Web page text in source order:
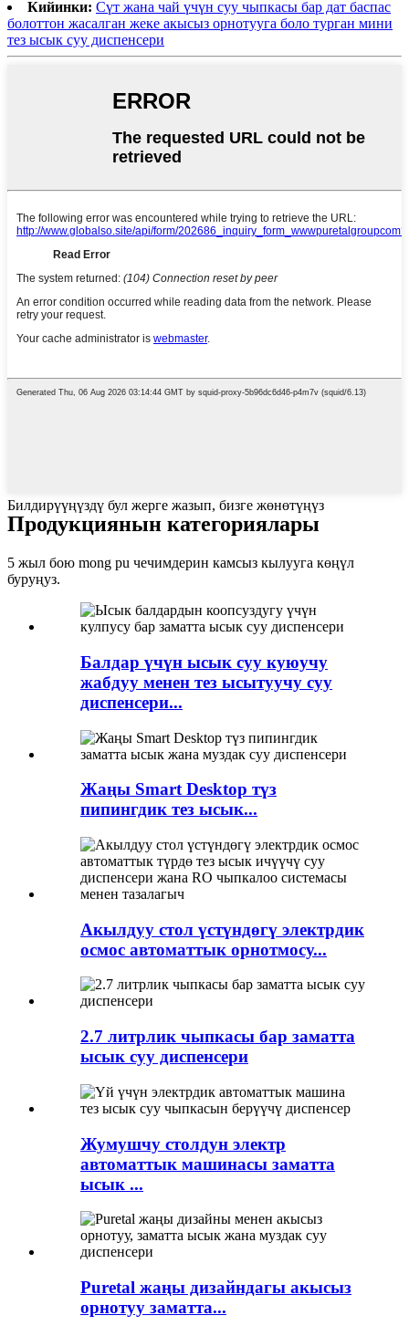
Кийинки: Сүт жана чай үчүн суу чыпкасы бар дат баспас
болоттон жасалган жеке акысыз орнотууга боло турган мини
тез ысык суу диспенсери
Билдирүүңүздү бул жерге жазып, бизге жөнөтүңүз
Продукциянын категориялары
5 жыл бою mong pu чечимдерин камсыз кылууга көңүл
буруңуз.
Балдар үчүн ысык суу куюучу
жабдуу менен тез ысытуучу суу
диспенсери...
Жаңы Smart Desktop түз
пипингдик тез ысык...
Акылдуу стол үстүндөгү электрдик
осмос автоматтык орнотмосу...
2.7 литрлик чыпкасы бар заматта
ысык суу диспенсери
Жумушчу столдун электр
автоматтык машинасы заматта
ысык ...
Puretal жаңы дизайндагы акысыз
орнотуу заматта...